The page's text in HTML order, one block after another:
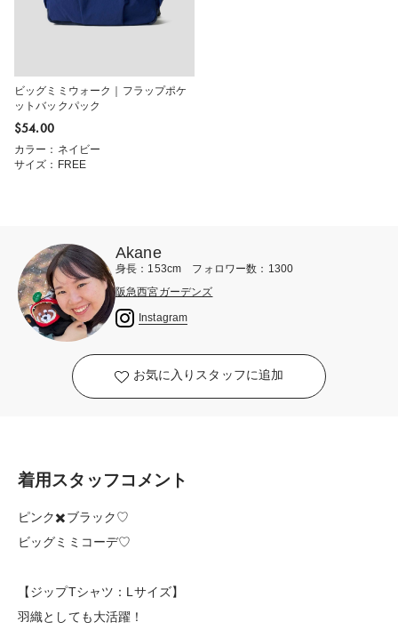
ビッグミミウォーク｜フラップポケ
ットバックパック
$‌54.00
カラー：ネイビー
サイズ：FREE
Akane
身長：153cm フォロワー数：1300
阪急西宮ガーデンズ
Instagram
お気に入りスタッフに追加
着用スタッフコメント
ピンク✖️ブラック♡
ビッグミミコーデ♡
【ジップTシャツ：Lサイズ】
羽織としても大活躍！